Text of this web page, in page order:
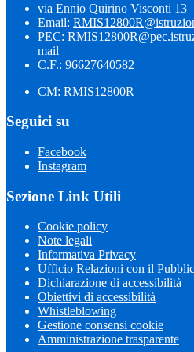
via Ennio Quirino Visconti 13
Email:
PEC:
mail
C.F.: 96627640582
CM: RMIS12800R
Seguici su
Facebook
Instagram
Sezione Link Utili
Cookie policy
Note legali
Informativa Privacy
Ufficio Relazioni con il
Dichiarazione di accessibilità
Obiettivi di accessibilità
Whistleblowing
Gestione consensi cookie
Amministrazione trasparente